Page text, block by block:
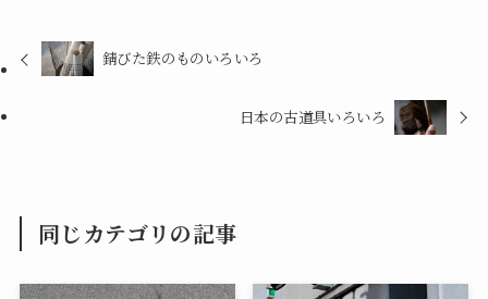
錆びた鉄のものいろいろ
日本の古道具いろいろ
同じカテゴリの記事